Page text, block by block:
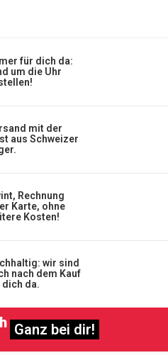
für dich da:
um die Uhr
mit der
aus Schweizer
Rechnung
Karte, ohne
Kosten!
wir sind
nach dem Kauf
da.
Ganz bei dir!